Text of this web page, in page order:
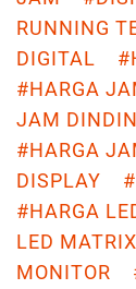
o
o
k
e
r
RUNNING
DIGITAL
#HARGA
JAM
#HARGA
DISPLAY
#HARGA
LED
MONITOR